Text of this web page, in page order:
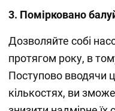
3. Помірковано
Дозволяйте собі
протягом року, в
Поступово вводячи
кількостях, ви